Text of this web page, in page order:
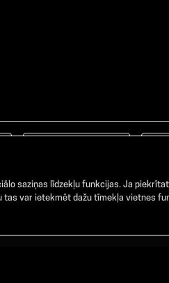
saziņas līdzekļu funkcijas. Ja
var ietekmēt dažu tīmekļa vietnes